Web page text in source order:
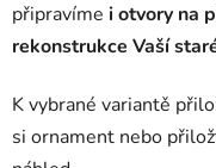
připravíme i otvory na
rekonstrukce Vaší
K vybrané variantě
si ornament nebo